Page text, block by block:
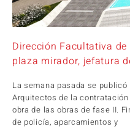
Dirección Facultativa
plaza mirador, jefatura
La semana pasada se
Arquitectos de la
obra de las obras de fase II.
de policía, aparcamientos y